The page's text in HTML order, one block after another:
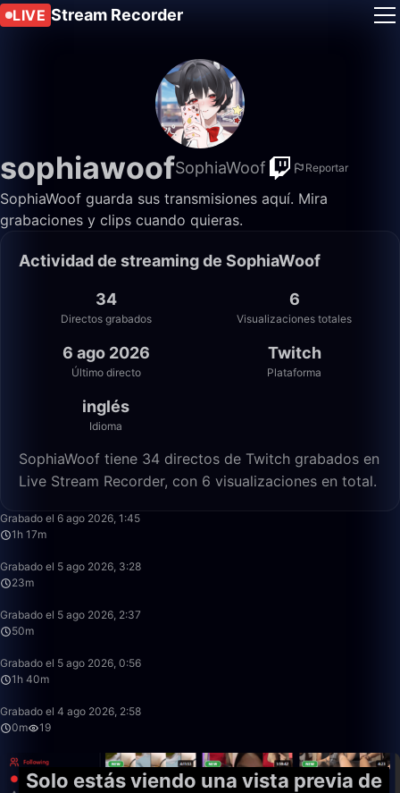
LIVE Stream Recorder
sophiawoofSophiaWoof Reportar
SophiaWoof guarda sus transmisiones aquí. Mira
grabaciones y clips cuando quieras.
Actividad de streaming de SophiaWoof
34
Directos grabados
6
Visualizaciones totales
6 ago 2026
Último directo
Twitch
Plataforma
inglés
Idioma
SophiaWoof tiene 34 directos de Twitch grabados en
Live Stream Recorder, con 6 visualizaciones en total.
Grabado el 6 ago 2026, 1:45
1h 17m
Grabado el 5 ago 2026, 3:28
23m
Grabado el 5 ago 2026, 2:37
50m
Grabado el 5 ago 2026, 0:56
1h 40m
Grabado el 4 ago 2026, 2:58
0m
19
Solo estás viendo una vista previa de